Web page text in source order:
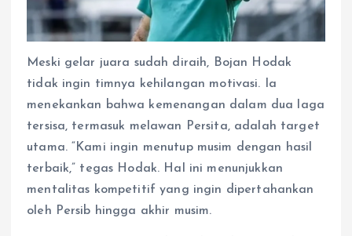
Meski gelar juara sudah diraih, Bojan Hodak
tidak ingin timnya kehilangan motivasi. Ia
menekankan bahwa kemenangan dalam dua laga
tersisa, termasuk melawan Persita, adalah target
utama. “Kami ingin menutup musim dengan hasil
terbaik,” tegas Hodak. Hal ini menunjukkan
mentalitas kompetitif yang ingin dipertahankan
oleh Persib hingga akhir musim.